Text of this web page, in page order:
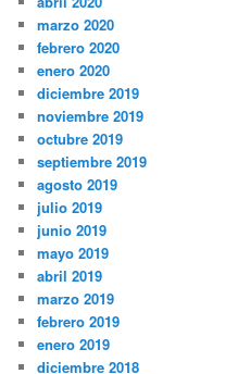
marzo 2020
febrero 2020
enero 2020
diciembre 2019
noviembre 2019
octubre 2019
septiembre 2019
agosto 2019
julio 2019
junio 2019
mayo 2019
abril 2019
marzo 2019
febrero 2019
enero 2019
diciembre 2018